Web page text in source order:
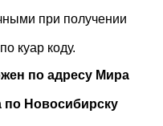
при получении
куар коду.
по адресу Мира
по Новосибирску